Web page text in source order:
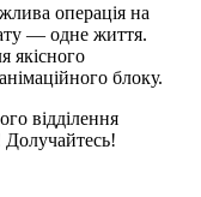
операція на
— одне життя.
якісного
блоку.
відділення